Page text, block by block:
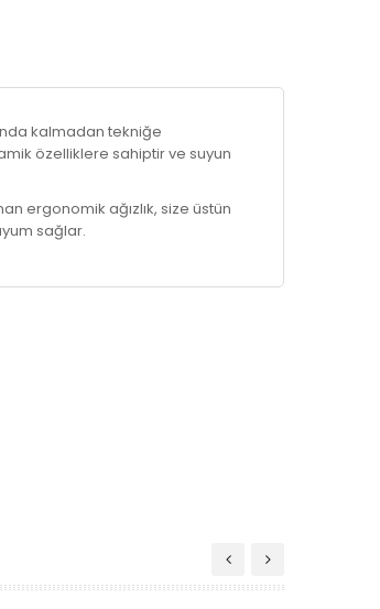
kalmadan tekniğe
özelliklere sahiptir ve suyun
ergonomik ağızlık, size üstün
sağlar.